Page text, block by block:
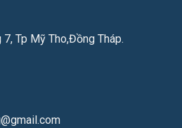
7, Tp Mỹ Tho,Đồng Tháp.